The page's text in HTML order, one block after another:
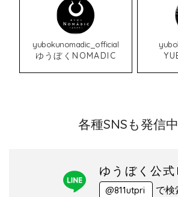
yubokunomadic_official
ゆうぼくNOMADIC
各種SNSも発信中
ゆうぼく公
@811utpri で検